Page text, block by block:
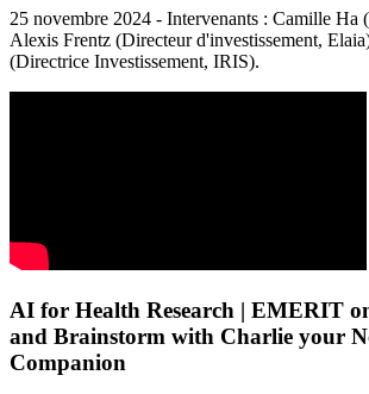
25 novembre 2024 - Intervenants : Camille Ha
Alexis Frentz (Directeur d'investissement,
(Directrice Investissement, IRIS).
AI for Health Research | EMERIT
and Brainstorm with Charlie your
Companion